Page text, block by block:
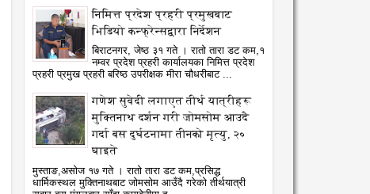
निमित्त प्रदेश प्रहरी प्रमुखबाट
भिडियो कन्फ्रेन्सद्वारा निर्देशन
बिराटनगर, जेष्ठ ३१ गते । रातो तारा डट कम,१
नम्वर प्रदेश प्रहरी कार्यालयका निमित्त प्रदेश
प्रहरी प्रमुख प्रहरी बरिष्ठ उपरीक्षक मीरा चौधरीबाट ...
गणेश सुवेदी लगाएत तीर्थ यात्रीहरू
मुक्तिनाथ दर्शन गरी जोमसोम आउदै
गर्दा बस दुर्घटनामा तीनको मृत्यु, २०
घाइते
मुस्ताङ,असोज १७ गते । रातो तारा डट कम,प्रसिद्ध
धार्मिकस्थल मुक्तिनाथबाट जोमसोम आउँदै गरेको तीर्थयात्री